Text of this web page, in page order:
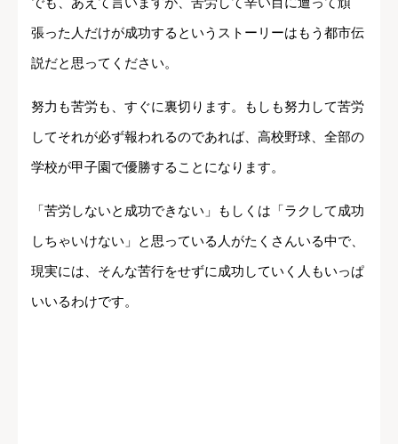
張った人だけが成功するというストーリーはもう都市伝
説だと思ってください。
努力も苦労も、すぐに裏切ります。もしも努力して苦労
してそれが必ず報われるのであれば、高校野球、全部の
学校が甲子園で優勝することになります。
「苦労しないと成功できない」もしくは「ラクして成功
しちゃいけない」と思っている人がたくさんいる中で、
現実には、そんな苦行をせずに成功していく人もいっぱ
いいるわけです。